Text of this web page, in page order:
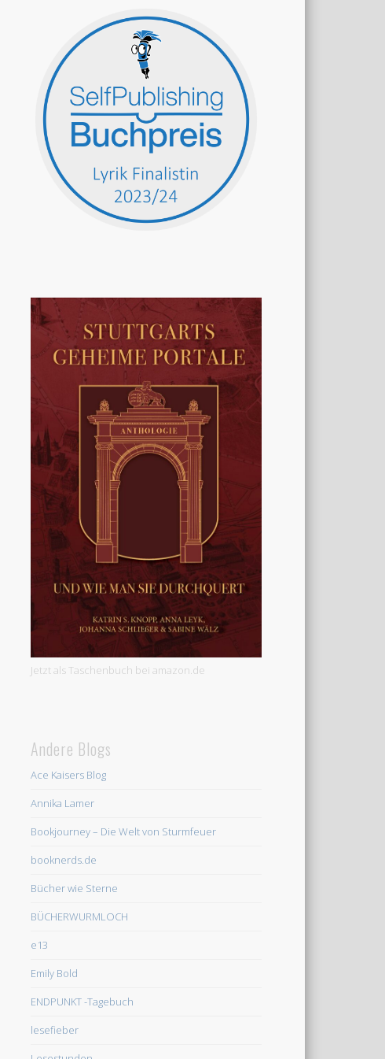
Jetzt als Taschenbuch bei amazon.de
Andere Blogs
Ace Kaisers Blog
Annika Lamer
Bookjourney – Die Welt von Sturmfeuer
booknerds.de
Bücher wie Sterne
BÜCHERWURMLOCH
e13
Emily Bold
ENDPUNKT -Tagebuch
lesefieber